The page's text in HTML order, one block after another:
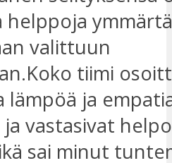
valittuun
tiimi
lämpöä ja
ja vastasivat
sai minut